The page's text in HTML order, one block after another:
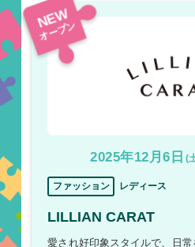
NEW
オープン
2025年12月6日 (
ファッション レディース
LILLIAN CARAT
愛され好印象スタイルで、日